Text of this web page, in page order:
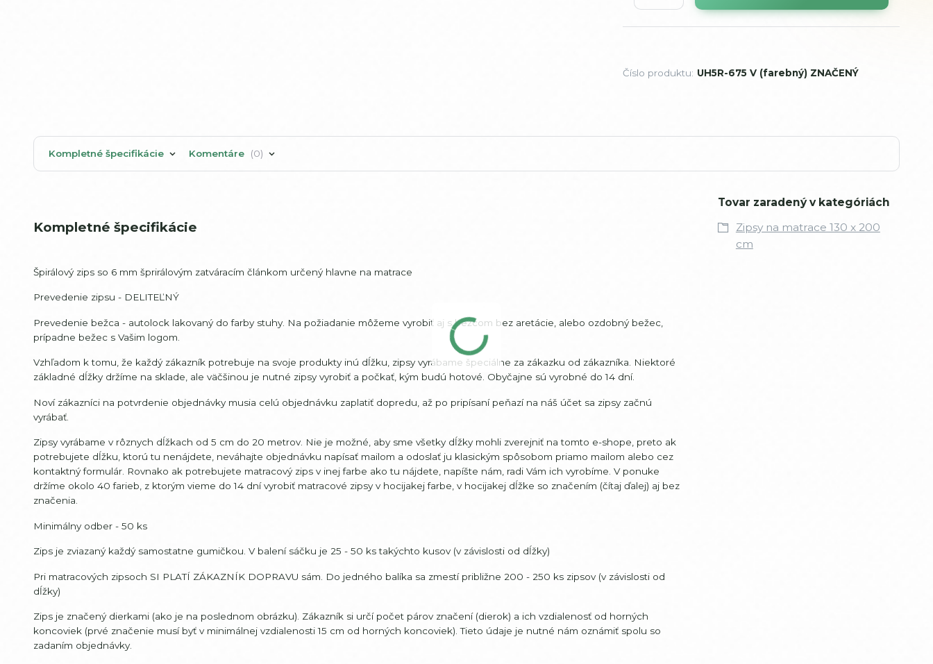
Číslo produktu: UH5R-675 V (farebný) ZNAČENÝ
Kompletné špecifikácie Komentáre 0
Kompletné špecifikácie
Špirálový zips so 6 mm šprirálovým zatváracím článkom určený hlavne na matrace
Prevedenie zipsu - DELITEĽNÝ
Prevedenie bežca - autolock lakovaný do farby stuhy. Na požiadanie môžeme vyrobiť aj s bežcom bez aretácie, alebo ozdobný bežec,
prípadne bežec s Vašim logom.
Vzhľadom k tomu, že každý zákazník potrebuje na svoje produkty inú dĺžku, zipsy vyrábame špeciálne za zákazku od zákazníka. Niektoré
základné dĺžky držíme na sklade, ale väčšinou je nutné zipsy vyrobiť a počkať, kým budú hotové. Obyčajne sú vyrobné do 14 dní.
Noví zákazníci na potvrdenie objednávky musia celú objednávku zaplatiť dopredu, až po pripísaní peňazí na náš účet sa zipsy začnú
vyrábať.
Zipsy vyrábame v rôznych dĺžkach od 5 cm do 20 metrov. Nie je možné, aby sme všetky dĺžky mohli zverejniť na tomto e-shope, preto ak
potrebujete dĺžku, ktorú tu nenájdete, neváhajte objednávku napísať mailom a odoslať ju klasickým spôsobom priamo mailom alebo cez
kontaktný formulár. Rovnako ak potrebujete matracový zips v inej farbe ako tu nájdete, napíšte nám, radi Vám ich vyrobíme. V ponuke
držíme okolo 40 farieb, z ktorým vieme do 14 dní vyrobiť matracové zipsy v hocijakej farbe, v hocijakej dĺžke so značením (čítaj ďalej) aj bez
značenia.
Minimálny odber - 50 ks
Zips je zviazaný každý samostatne gumičkou. V balení sáčku je 25 - 50 ks takýchto kusov (v závislosti od dĺžky)
Pri matracových zipsoch SI PLATÍ ZÁKAZNÍK DOPRAVU sám. Do jedného balíka sa zmestí približne 200 - 250 ks zipsov (v závislosti od
dĺžky)
Zips je značený dierkami (ako je na poslednom obrázku). Zákazník si určí počet párov značení (dierok) a ich vzdialenosť od horných
koncoviek (prvé značenie musí byť v minimálnej vzdialenosti 15 cm od horných koncoviek). Tieto údaje je nutné nám oznámiť spolu so
zadaním objednávky.
Tovar zaradený v kategóriách
Zipsy na matrace 130 x 200
cm